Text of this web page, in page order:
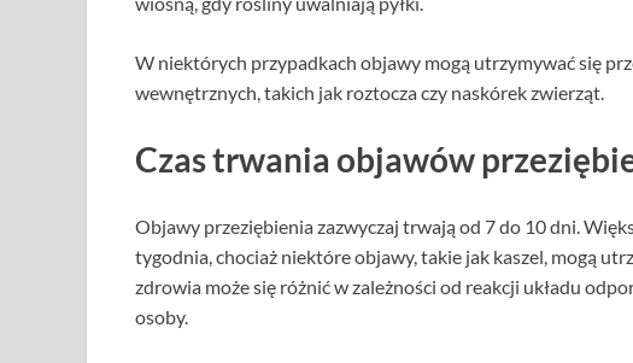
W niektórych przypadkach objawy mogą utrzymywać się
wewnętrznych, takich jak roztocza czy naskórek zwierząt.
Czas trwania objawów
Objawy przeziębienia zazwyczaj trwają od 7 do 10 dni.
tygodnia, chociaż niektóre objawy, takie jak kaszel, mogą
zdrowia może się różnić w zależności od reakcji układu
osoby.